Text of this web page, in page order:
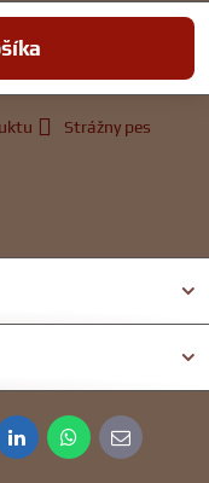
Strážny pes
LinkedInWhatsApp
E-
mail